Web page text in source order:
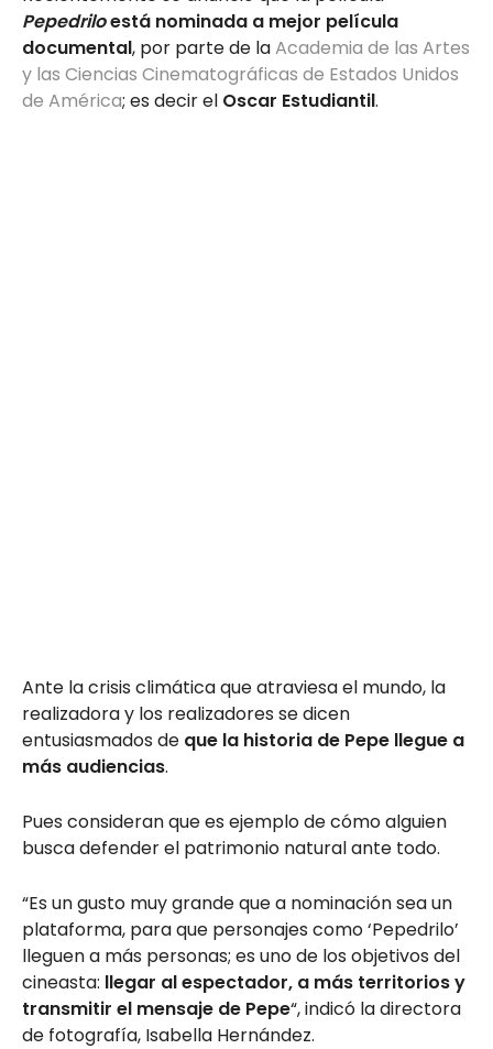
Pepedriloestá nominada a mejor película
documental, por parte de laAcademia de las Artes
y las Ciencias Cinematográficas de Estados Unidos
de América; es decir el Oscar Estudiantil.
Ante la crisis climática que atraviesa el mundo, la
realizadora y los realizadores se dicen
entusiasmados de que la historia de Pepe llegue a
más audiencias.
Pues consideran que es ejemplo de cómo alguien
busca defender el patrimonio natural ante todo.
“Es un gusto muy grande que a nominación sea un
plataforma, para que personajes como ‘Pepedrilo’
lleguen a más personas; es uno de los objetivos del
cineasta: llegar al espectador, a más territorios y
transmitir el mensaje de Pepe“, indicó la directora
de fotografía, Isabella Hernández.